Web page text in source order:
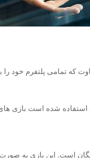
که تمامی پلتفرم خود
استفاده شده است بازی